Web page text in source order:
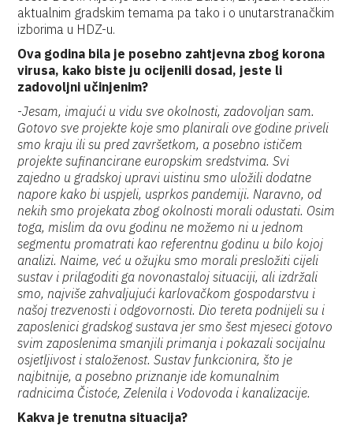
aktualnim gradskim temama pa tako i o unutarstranačkim
izborima u HDZ-u.
Ova godina bila je posebno zahtjevna zbog korona
virusa, kako biste ju ocijenili dosad, jeste li
zadovoljni učinjenim?
-Jesam, imajući u vidu sve okolnosti, zadovoljan sam.
Gotovo sve projekte koje smo planirali ove godine priveli
smo kraju ili su pred završetkom, a posebno ističem
projekte sufinancirane europskim sredstvima. Svi
zajedno u gradskoj upravi uistinu smo uložili dodatne
napore kako bi uspjeli, usprkos pandemiji. Naravno, od
nekih smo projekata zbog okolnosti morali odustati. Osim
toga, mislim da ovu godinu ne možemo ni u jednom
segmentu promatrati kao referentnu godinu u bilo kojoj
analizi. Naime, već u ožujku smo morali presložiti cijeli
sustav i prilagoditi ga novonastaloj situaciji, ali izdržali
smo, najviše zahvaljujući karlovačkom gospodarstvu i
našoj trezvenosti i odgovornosti. Dio tereta podnijeli su i
zaposlenici gradskog sustava jer smo šest mjeseci gotovo
svim zaposlenima smanjili primanja i pokazali socijalnu
osjetljivost i staloženost. Sustav funkcionira, što je
najbitnije, a posebno priznanje ide komunalnim
radnicima Čistoće, Zelenila i Vodovoda i kanalizacije.
Kakva je trenutna situacija?